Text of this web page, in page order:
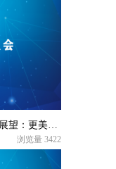
科普了，病理│未来的病理学展望：更美好！更迷人！更精准！
浏览量 3422